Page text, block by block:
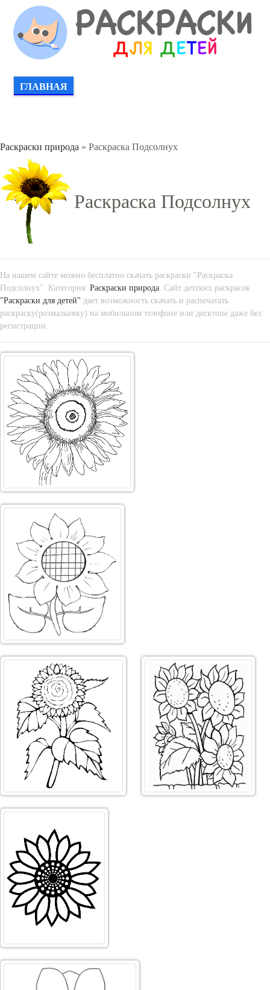
ГЛАВНАЯ
Раскраски природа » Раскраска Подсолнух
Раскраска Подсолнух
На нашем сайте можно бесплатно скачать раскраски "Раскраска
Подсолнух". Категория: Раскраски природа. Сайт детских раскрасок
"Раскраски для детей" дает возможность скачать и распечатать
раскраску(розмальовку) на мобильном телефоне или десктопе даже без
регистрации.